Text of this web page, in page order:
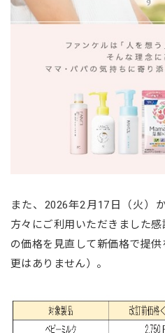
また、2026年2月17日（火）
方々にご利用いただきました
の価格を見直して新価格で提
更はありません）。